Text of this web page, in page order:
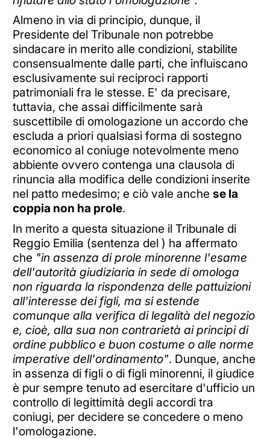
Almeno in via di principio, dunque, il
Presidente del Tribunale non potrebbe
sindacare in merito alle condizioni, stabilite
consensualmente dalle parti, che influiscano
esclusivamente sui reciproci rapporti
patrimoniali fra le stesse. E' da precisare,
tuttavia, che assai difficilmente sarà
suscettibile di omologazione un accordo che
escluda a priori qualsiasi forma di sostegno
economico al coniuge notevolmente meno
abbiente ovvero contenga una clausola di
rinuncia alla modifica delle condizioni inserite
nel patto medesimo; e ciò vale anche se la
coppia non ha prole.
In merito a questa situazione il Tribunale di
Reggio Emilia (sentenza del ) ha affermato
che "in assenza di prole minorenne l'esame
dell'autorità giudiziaria in sede di omologa
non riguarda la rispondenza delle pattuizioni
all'interesse dei figli, ma si estende
comunque alla verifica di legalità del negozio
e, cioè, alla sua non contrarietà ai principi di
ordine pubblico e buon costume o alle norme
imperative dell'ordinamento". Dunque, anche
in assenza di figli o di figli minorenni, il giudice
è pur sempre tenuto ad esercitare d'ufficio un
controllo di legittimità degli accordi tra
coniugi, per decidere se concedere o meno
l'omologazione.